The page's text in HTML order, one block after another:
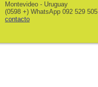
Montevideo - Uruguay
(0598 +) WhatsApp 092 529 505
contacto